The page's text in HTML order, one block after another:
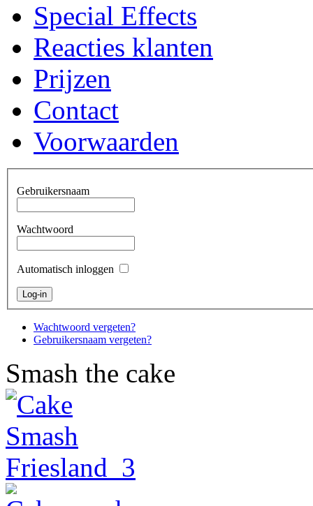
Special Effects
Reacties klanten
Prijzen
Contact
Voorwaarden
Gebruikersnaam
Wachtwoord
Automatisch inloggen
Wachtwoord vergeten?
Gebruikersnaam vergeten?
Smash the cake